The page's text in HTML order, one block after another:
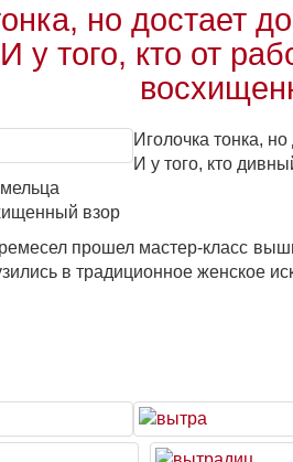
но достает
у того, кто от
Иголочка тонка,
И у того, кто
взор
прошел мастер-класс
в традиционное женское